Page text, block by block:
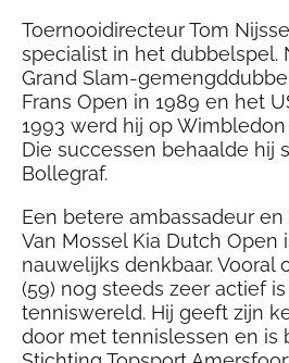
Toernooidirecteur Tom
specialist in het dubbelspel.
Grand Slam-
Frans Open in 1989 en het
1993 werd hij op
Die successen behaalde hij
Bollegraf.
Een betere ambassadeur
Van Mossel Kia Dutch Open
nauwelijks denkbaar. Vooral
(59) nog steeds zeer actief
tenniswereld. Hij geeft zijn
door met tennislessen en is